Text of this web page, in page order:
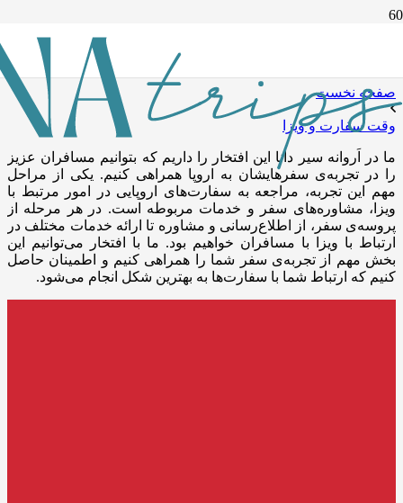
وقت سفارت و ویزا
صفحه نخست
وقت سفارت و ویزا
ما در اَروانه سیر دانا این افتخار را داریم که بتوانیم مسافران عزیز
را در تجربه‌ی سفرهایشان به اروپا همراهی کنیم. یکی از مراحل
مهم این تجربه، مراجعه به سفارت‌های اروپایی در امور مرتبط با
ویزا، مشاوره‌های سفر و خدمات مربوطه است. در هر مرحله از
پروسه‌ی سفر، از اطلاع‌رسانی و مشاوره تا ارائه خدمات مختلف در
ارتباط با ویزا با مسافران خواهیم بود. ما با افتخار می‌توانیم این
بخش مهم از تجربه‌ی سفر شما را همراهی کنیم و اطمینان حاصل
کنیم که ارتباط شما با سفارت‌ها به بهترین شکل انجام می‌شود.